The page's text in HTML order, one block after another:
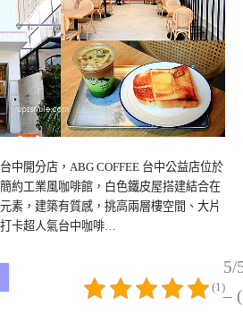
中開分店，ABG COFFEE 台中公益店位於
約工業風咖啡館，白色鐵皮屋搭建結合在
素，建築有質感，挑高兩層樓空間、大片
卡超人氣台中咖啡…
5/
–
(1)